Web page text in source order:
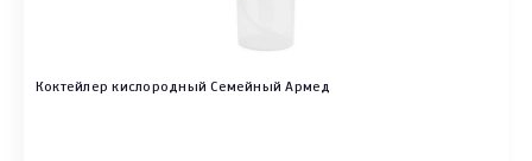
Коктейлер кислородный Семейный Армед